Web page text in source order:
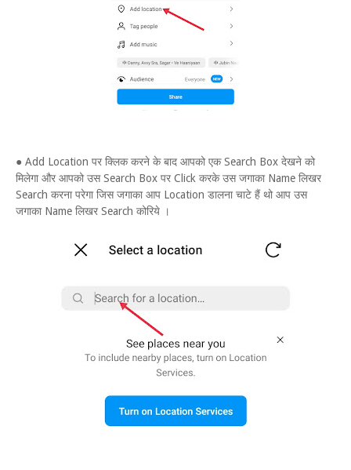
● Add Location पर क्लिक करने के बाद आपको एक Search Box देखने को
मिलेगा और आपको उस Search Box पर Click करके उस जगाका Name लिखर
Search करना परेगा जिस जगाका आप Location डालना चाटे हैं थो आप उस
जगाका Name लिखर Search कोरिये ।